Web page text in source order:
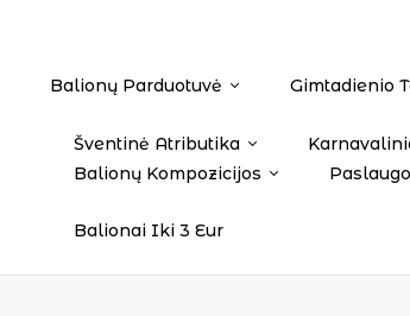
Balionų Parduotuvė Gimtadienio
Šventinė Atributika
Balionų Kompozicijos
Balionai Iki 3 Eur